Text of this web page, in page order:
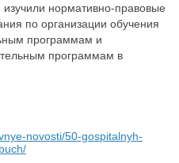
изучили нормативно-правовые
по организации обучения
программам и
программам в
novosti/50-gospitalnyh-